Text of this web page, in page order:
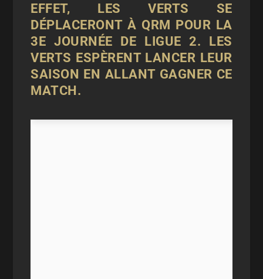
EFFET, LES VERTS SE
DÉPLACERONT À QRM POUR LA
3E JOURNÉE DE LIGUE 2. LES
VERTS ESPÈRENT LANCER LEUR
SAISON EN ALLANT GAGNER CE
MATCH.